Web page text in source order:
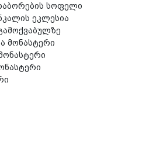
სოფელი
ეკლესია
მონასტერი